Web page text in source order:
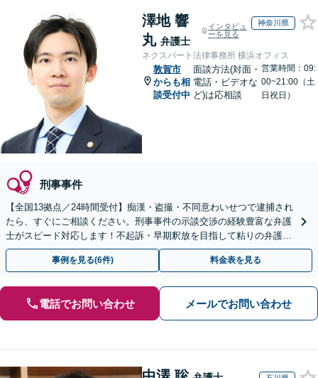
澤地 響
丸 弁護士
インタビュ
ーを見る
神奈川県
ネクスパート法律事務所 横浜オフィス
敦賀市
からも相
談受付中
面談方法(対面・
電話・ビデオな
ど)は応相談
営業時間：09:
00~21:00（土
日祝日）
刑事事件
【全国13拠点／24時間受付】痴漢・盗撮・不同意わいせつで逮捕され
たら、すぐにご相談ください。刑事事件の示談交渉の経験豊富な弁護
士がスピード対応します！不起訴・早期釈放を目指して粘りの弁護活
動を行います。
事例を見る(6件) 料金表を見る
電話でお問い合わせ メールでお問い合わせ